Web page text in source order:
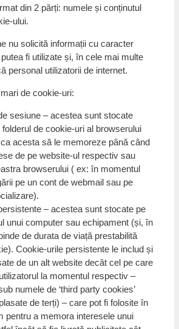
din 2 părți: numele și conținutul
ului.
nu solicită informații cu caracter
fi utilizate și, în cele mai multe
personal utilizatorii de internet.
de cookie-uri:
sesiune – acestea sunt stocate
de cookie-uri al browserului
acesta să le memoreze până când
de pe website-ul respectiv sau
browserului ( ex: în momentul
pe un cont de webmail sau pe
– acestea sunt stocate pe
unui computer sau echipament (și, în
de durata de viață prestabilită
Cookie-urile persistente le includ și
de un alt website decât cel pe care
la momentul respectiv –
numele de ‘third party cookies’
de terți) – care pot fi folosite în
pentru a memora interesele unui